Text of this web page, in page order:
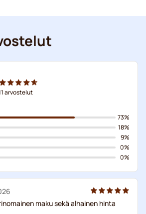
arvostelut
73%
18%
9%
0%
0%
maku sekä alhainen hinta